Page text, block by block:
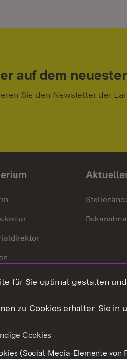
auf dem
Sie den Newsletter der
für Sie optimal gestalten
zu Cookies erhalten Sie in
Cookies
(Social-Media-Elemente von